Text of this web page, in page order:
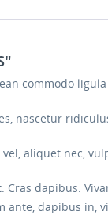
commodo
nascetur
aliquet nec,
dapibus.
ante, dapibus in,